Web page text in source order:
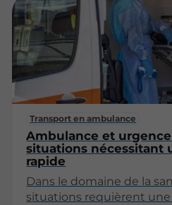
émerge comme une
besoins spécifiques. Cet
différents aspects du
fonctionnement, ses
conditions d'accès.
Transport en ambulance
Ambulance et
situations nécessitant
rapide
Dans le domaine de la
situations requièrent